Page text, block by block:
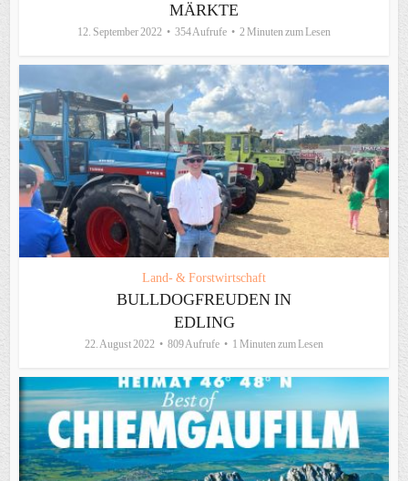
MÄRKTE
12. September 2022 354 Aufrufe 2 Minuten zum Lesen
Land- & Forstwirtschaft
BULLDOGFREUDEN IN
EDLING
22. August 2022 809 Aufrufe 1 Minuten zum Lesen